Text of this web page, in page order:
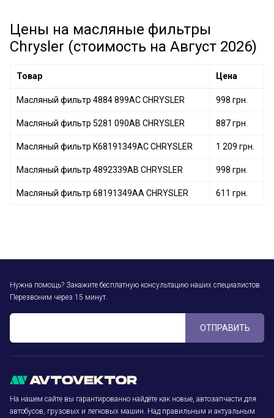
Масляный фильтр 5184231AA CHRYSLER
Цены на масляные фильтры
Chrysler (стоимость на Август 2026)
Товар Цена
Масляный фильтр 4884 899AC CHRYSLER 998 грн.
Масляный фильтр 5281 090AB CHRYSLER 887 грн.
Масляный фильтр K68191349AC CHRYSLER 1 209 грн.
Масляный фильтр 4892339AB CHRYSLER 998 грн.
Масляный фильтр 68191349AA CHRYSLER 611 грн.
Нужна помощь? Закажите бесплатную консультацию наших специалистов.
Перезвоним через 15 минут.
ОТПРАВИТЬ
На нашем сайте вы гарантированно найдёте как новые, автозапчасти для
автобусов, грузовых и легковых машин. Над правильным и актуальным